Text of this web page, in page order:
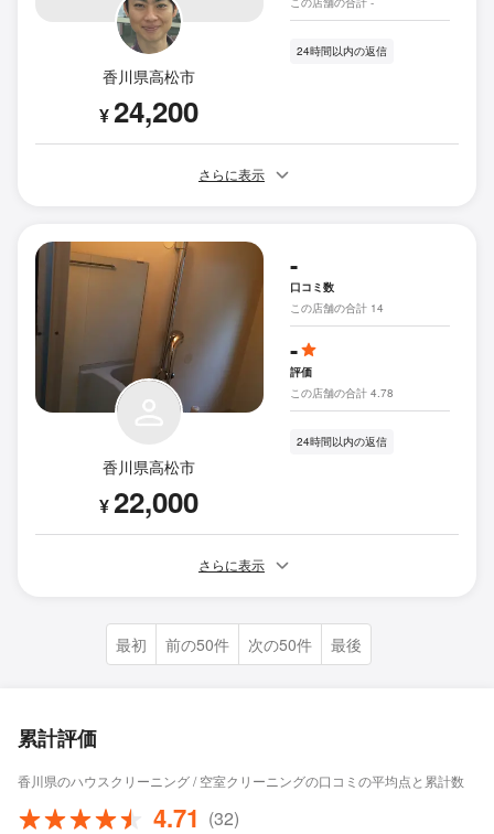
香川県高松市
¥24,200
24時間以内の返信
さらに表示
香川県高松市
¥22,000
-
口コミ数
この店舗の合計 14
-
評価
この店舗の合計 4.78
24時間以内の返信
さらに表示
最初 前の50件 次の50件 最後
累計評価
香川県のハウスクリーニング / 空室クリーニングの口コミの平均点と累計数
4.71 (32)